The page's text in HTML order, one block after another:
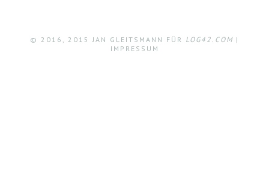
© 2016, 2015 JAN GLEITSMANN FÜR LOG42.COM |
IMPRESSUM